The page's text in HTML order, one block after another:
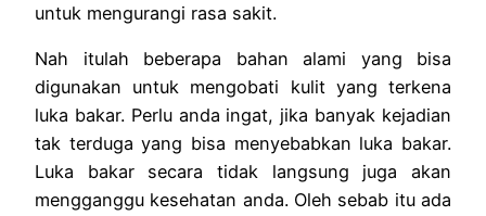
untuk mengurangi rasa sakit.
Nah itulah beberapa bahan alami yang bisa
digunakan untuk mengobati kulit yang terkena
luka bakar. Perlu anda ingat, jika banyak kejadian
tak terduga yang bisa menyebabkan luka bakar.
Luka bakar secara tidak langsung juga akan
mengganggu kesehatan anda. Oleh sebab itu ada